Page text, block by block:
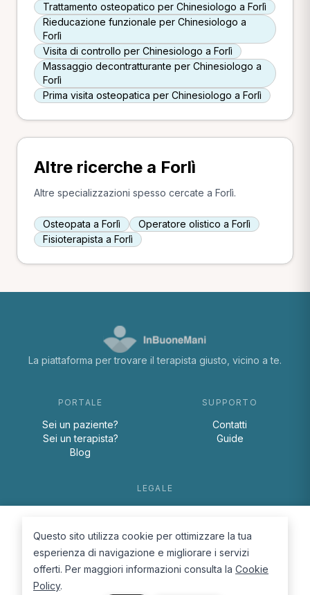
Trattamento osteopatico per Chinesiologo a Forlì
Rieducazione funzionale per Chinesiologo a
Forlì
Visita di controllo per Chinesiologo a Forlì
Massaggio decontratturante per Chinesiologo a
Forlì
Prima visita osteopatica per Chinesiologo a Forlì
Altre ricerche a Forlì
Altre specializzazioni spesso cercate a Forlì.
Osteopata a Forlì
Operatore olistico a Forlì
Fisioterapista a Forlì
La piattaforma per trovare il terapista giusto, vicino a te.
PORTALE
Sei un paziente?
Sei un terapista?
Blog
SUPPORTO
Contatti
Guide
LEGALE
Cookie Policy
Questo sito utilizza cookie per ottimizzare la tua
esperienza di navigazione e migliorare i servizi
offerti. Per maggiori informazioni consulta la Cookie
Policy.